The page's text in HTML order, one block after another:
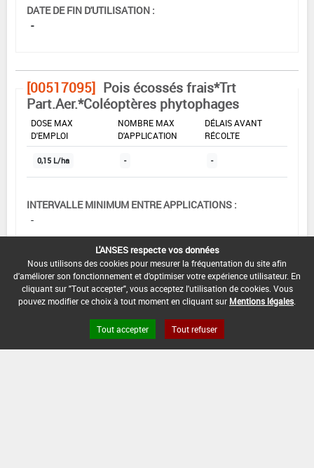
DATE DE FIN D'UTILISATION :
-
[00517095] Pois écossés frais*Trt
Part.Aer.*Coléoptères phytophages
DOSE MAX
D'EMPLOI
NOMBRE MAX
D'APPLICATION
DÉLAIS AVANT
RÉCOLTE
0,15 L/ha - -
INTERVALLE MINIMUM ENTRE APPLICATIONS :
-
DATE DE RETRAIT DE L'USAGE :
22/02/2013
DATE DE FIN DE DISTRIBUTION :
-
DATE DE FIN D'UTILISATION :
L'ANSES respecte vos données
Nous utilisons des cookies pour mesurer la fréquentation du site afin
d'améliorer son fonctionnement et d'optimiser votre expérience utilisateur. En
cliquant sur "Tout accepter", vous acceptez l'utilisation de cookies. Vous
pouvez modifier ce choix à tout moment en cliquant sur Mentions légales
Tout accepter Tout refuser